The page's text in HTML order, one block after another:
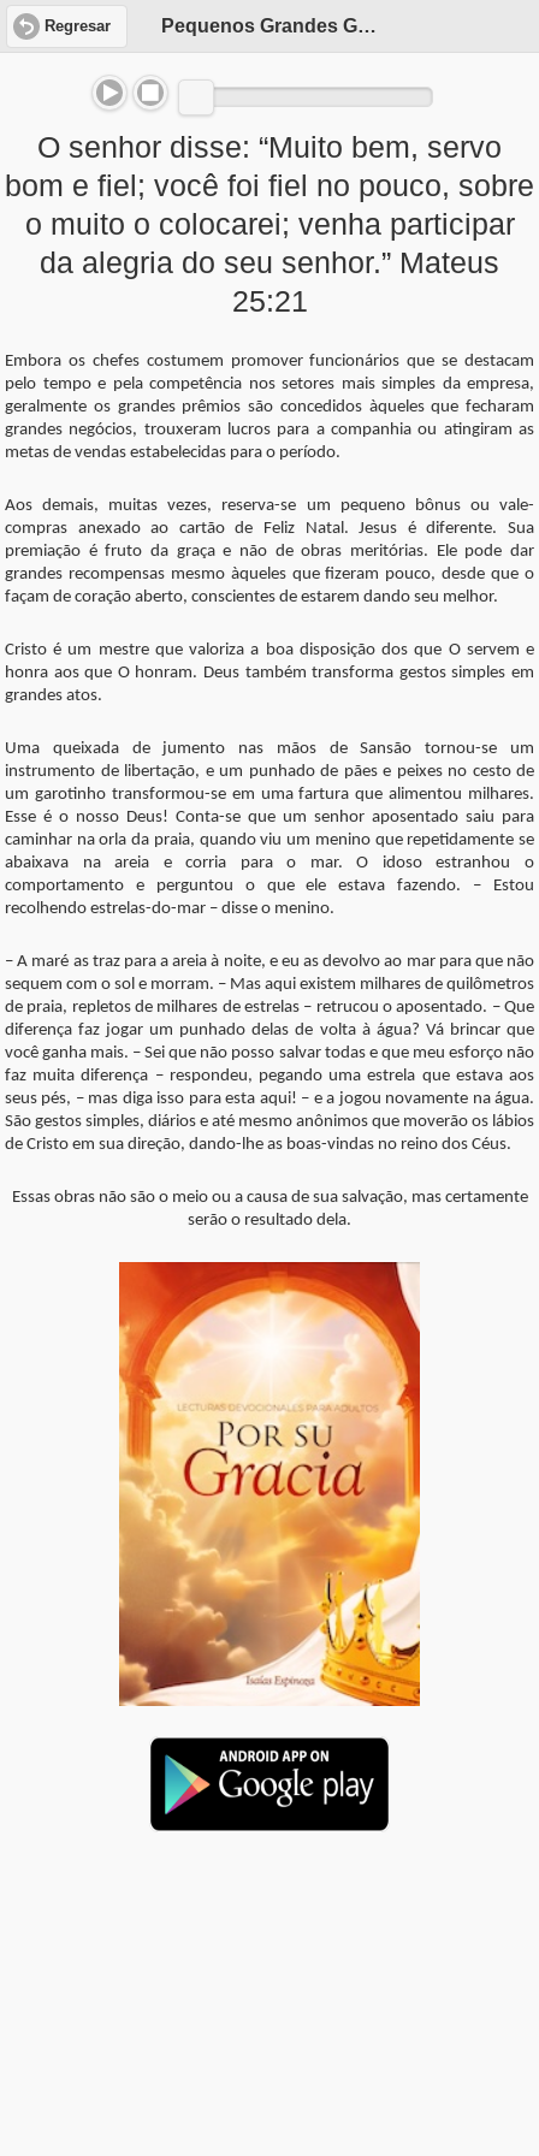
Regresar Pequenos Grandes Gestos
O senhor disse: “Muito bem, servo
bom e fiel; você foi fiel no pouco, sobre
o muito o colocarei; venha participar
da alegria do seu senhor.” Mateus
25:21
Embora os chefes costumem promover funcionários que se destacam
pelo tempo e pela competência nos setores mais simples da empresa,
geralmente os grandes prêmios são concedidos àqueles que fecharam
grandes negócios, trouxeram lucros para a companhia ou atingiram as
metas de vendas estabelecidas para o período.
Aos demais, muitas vezes, reserva-se um pequeno bônus ou vale-
compras anexado ao cartão de Feliz Natal. Jesus é diferente. Sua
premiação é fruto da graça e não de obras meritórias. Ele pode dar
grandes recompensas mesmo àqueles que fizeram pouco, desde que o
façam de coração aberto, conscientes de estarem dando seu melhor.
Cristo é um mestre que valoriza a boa disposição dos que O servem e
honra aos que O honram. Deus também transforma gestos simples em
grandes atos.
Uma queixada de jumento nas mãos de Sansão tornou-se um
instrumento de libertação, e um punhado de pães e peixes no cesto de
um garotinho transformou-se em uma fartura que alimentou milhares.
Esse é o nosso Deus! Conta-se que um senhor aposentado saiu para
caminhar na orla da praia, quando viu um menino que repetidamente se
abaixava na areia e corria para o mar. O idoso estranhou o
comportamento e perguntou o que ele estava fazendo. – Estou
recolhendo estrelas-do-mar – disse o menino.
– A maré as traz para a areia à noite, e eu as devolvo ao mar para que não
sequem com o sol e morram. – Mas aqui existem milhares de quilômetros
de praia, repletos de milhares de estrelas – retrucou o aposentado. – Que
diferença faz jogar um punhado delas de volta à água? Vá brincar que
você ganha mais. – Sei que não posso salvar todas e que meu esforço não
faz muita diferença – respondeu, pegando uma estrela que estava aos
seus pés, – mas diga isso para esta aqui! – e a jogou novamente na água.
São gestos simples, diários e até mesmo anônimos que moverão os lábios
de Cristo em sua direção, dando-lhe as boas-vindas no reino dos Céus.
Essas obras não são o meio ou a causa de sua salvação, mas certamente
serão o resultado dela.